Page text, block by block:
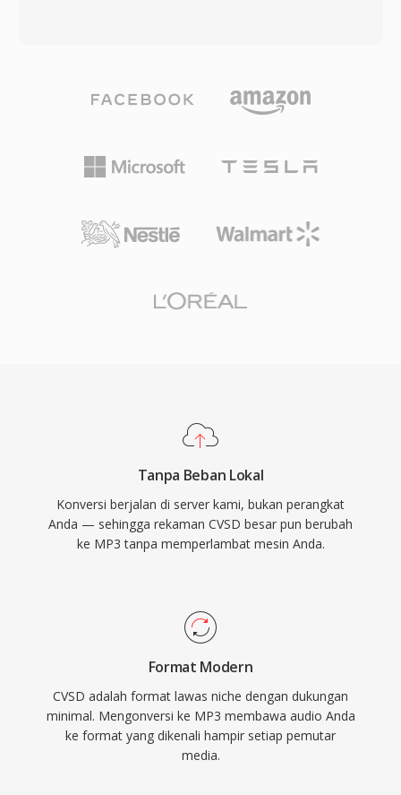
perangkat keras embedded berdaya rendah.
Ketahanan di bawah kondisi bising adalah
hanya mempengaruhi sampel lokal tanpa
dukungan encoding dan decoding perangkat
lunak, memungkinkan sistem modern bekerja
militer dan infrastruktur telekomunikasi vintage.
sebagai bagian dari spesifikasi MPEG-1. File
umumnya berkisar dari 128 kbps hingga 320
kbps, memungkinkan pengguna
audio. Kompresi yang efisien, kompatibilitas
revolusi musik digital, memungkinkan
media, sistem operasi, dan perangkat portabel.
Tanpa Beban Lokal
Konversi berjalan di server kami, bukan perangkat
Anda — sehingga rekaman CVSD besar pun berubah
ke MP3 tanpa memperlambat mesin Anda.
Format Modern
CVSD adalah format lawas niche dengan dukungan
minimal. Mengonversi ke MP3 membawa audio Anda
ke format yang dikenali hampir setiap pemutar
media.